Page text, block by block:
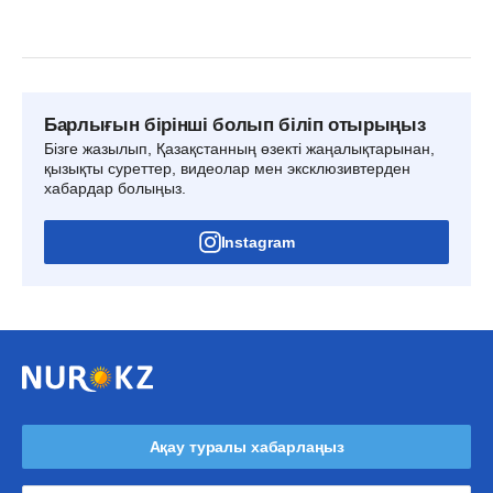
Барлығын бірінші болып біліп отырыңыз
Бізге жазылып, Қазақстанның өзекті жаңалықтарынан,
қызықты суреттер, видеолар мен эксклюзивтерден
хабардар болыңыз.
Instagram
Ақау туралы хабарлаңыз